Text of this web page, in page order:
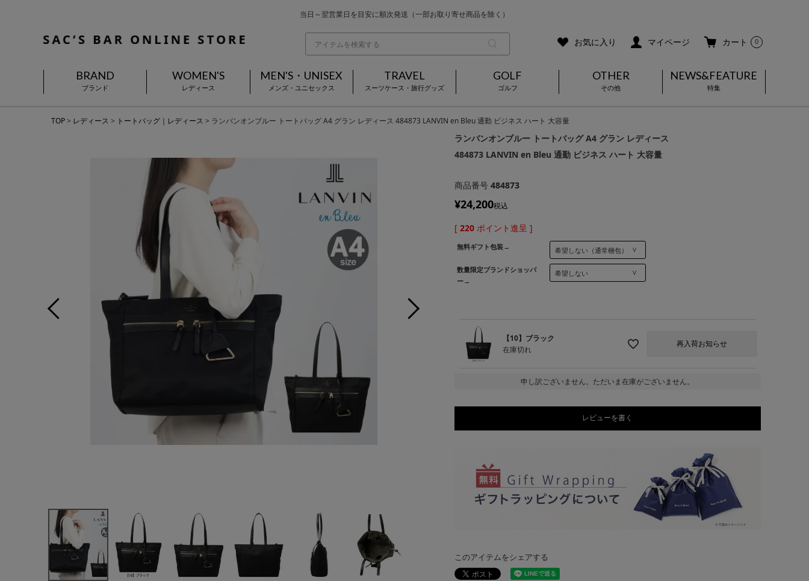
当日～翌営業日を目安に順次発送（一部お取り寄せ商品を除く）
お気に入り マイページ カート 0
BRAND
ブランド
WOMEN'S
レディース
MEN'S・UNISEX
メンズ・ユニセックス
TRAVEL
スーツケース・旅行グッズ
GOLF
ゴルフ
OTHER
その他
NEWS&FEATURE
特集
TOP レディース トートバッグ｜レディース ランバンオンブルー トートバッグ A4 グラン レディース 484873 LANVIN en Bleu 通勤 ビジネス ハート 大容量
【10】ブラック
ランバンオンブルー トートバッグ A4 グラン レディース
484873 LANVIN en Bleu 通勤 ビジネス ハート 大容量
商品番号 484873
¥24,200税込
[ 220 ポイント進呈 ]
無料ギフト包装→
数量限定ブランドショッパ
ー→
【10】ブラック
在庫切れ
再入荷お知らせ
申し訳ございません。ただいま在庫がございません。
レビューを書く
このアイテムをシェアする